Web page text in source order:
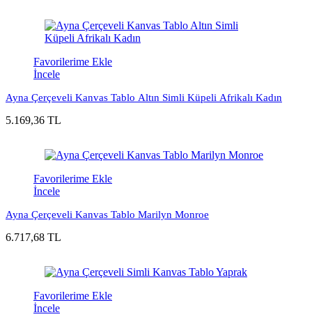
Favorilerime Ekle
İncele
Ayna Çerçeveli Kanvas Tablo Altın Simli Küpeli Afrikalı Kadın
5.169,36 TL
Favorilerime Ekle
İncele
Ayna Çerçeveli Kanvas Tablo Marilyn Monroe
6.717,68 TL
Favorilerime Ekle
İncele